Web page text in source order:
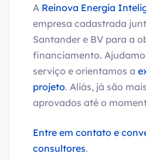
A Reinova Energia
empresa cadastrada
Santander e BV para a
financiamento.
serviço e orientamos a
projeto. Aliás, já são
aprovados até o
Entre em contato e
consultores.